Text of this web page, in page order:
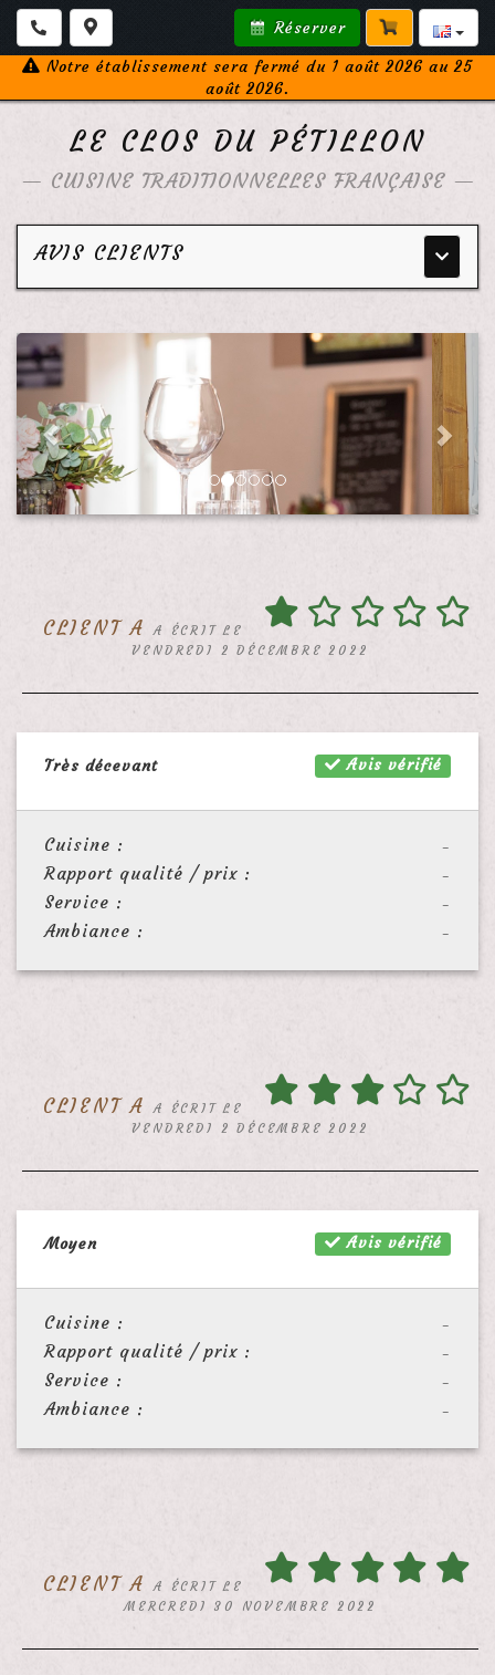
Réserver
Notre établissement sera fermé du 1 août 2026 au 25
août 2026.
LE CLOS DU PÉTILLON
— CUISINE TRADITIONNELLES FRANÇAISE —
Menu
AVIS CLIENTS
CLIENT A
A ÉCRIT LE
VENDREDI 2 DÉCEMBRE 2022
Avis vérifié
Très décevant
-
Cuisine :
-
Rapport qualité / prix :
-
Service :
-
Ambiance :
CLIENT A
A ÉCRIT LE
VENDREDI 2 DÉCEMBRE 2022
Avis vérifié
Moyen
-
Cuisine :
-
Rapport qualité / prix :
-
Service :
-
Ambiance :
CLIENT A
A ÉCRIT LE
MERCREDI 30 NOVEMBRE 2022